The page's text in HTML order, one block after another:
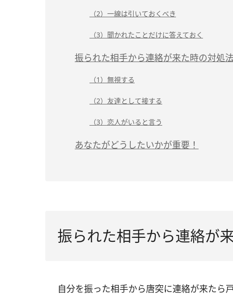
（2）一線は引いておくべき
（3）聞かれたことだけに答えておく
振られた相手から連絡が来た時の対処
（1）無視する
（2）友達として接する
（3）恋人がいると言う
あなたがどうしたいかが重要！
振られた相手から連絡が
自分を振った相手から唐突に連絡が来たら